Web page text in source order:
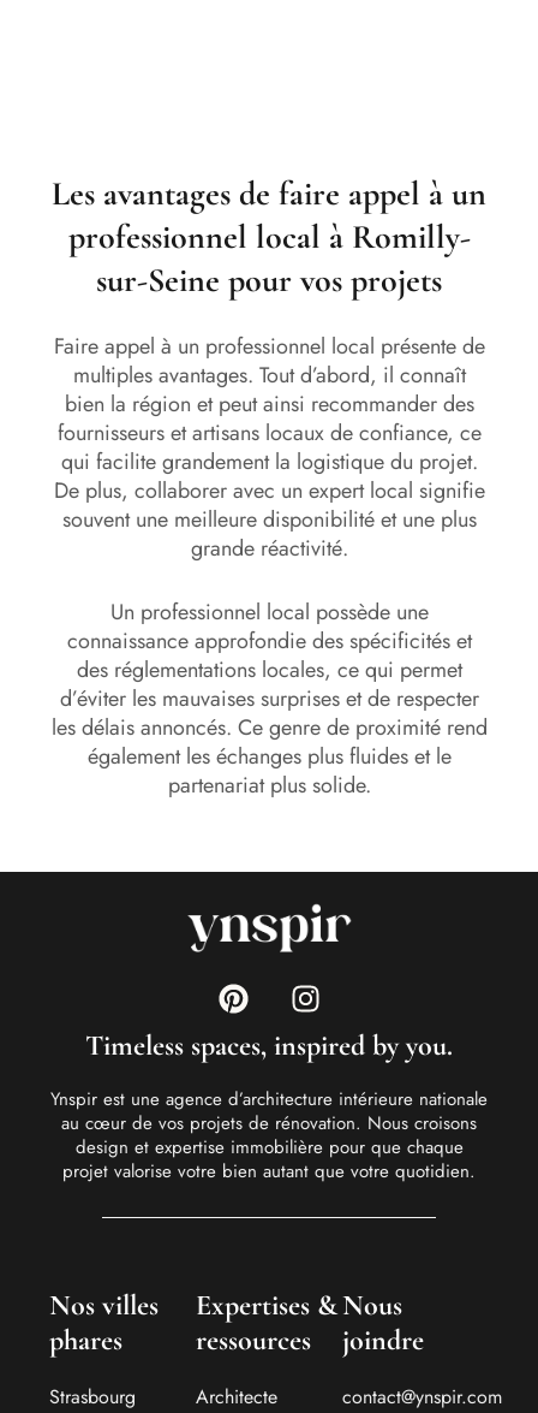
Les avantages de faire appel à un
professionnel local à Romilly-
sur-Seine pour vos projets
Faire appel à un professionnel local présente de
multiples avantages. Tout d’abord, il connaît
bien la région et peut ainsi recommander des
fournisseurs et artisans locaux de confiance, ce
qui facilite grandement la logistique du projet.
De plus, collaborer avec un expert local signifie
souvent une meilleure disponibilité et une plus
grande réactivité.
Un professionnel local possède une
connaissance approfondie des spécificités et
des réglementations locales, ce qui permet
d’éviter les mauvaises surprises et de respecter
les délais annoncés. Ce genre de proximité rend
également les échanges plus fluides et le
partenariat plus solide.
Timeless spaces, inspired by you.
Ynspir est une agence d’architecture intérieure nationale
au cœur de vos projets de rénovation. Nous croisons
design et expertise immobilière pour que chaque
projet valorise votre bien autant que votre quotidien.
Nos villes
phares
Strasbourg
Expertises &
ressources
Architecte
Nous
joindre
contact@ynspir.com